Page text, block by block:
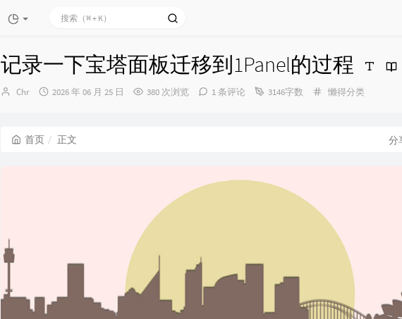
记录一下宝塔面板迁移到1Panel的过程
博
Chr
发
2026 年 06 月 25 日 380 次浏览 1 条评论 3146字数
分
懒得分类
首页 正文 分